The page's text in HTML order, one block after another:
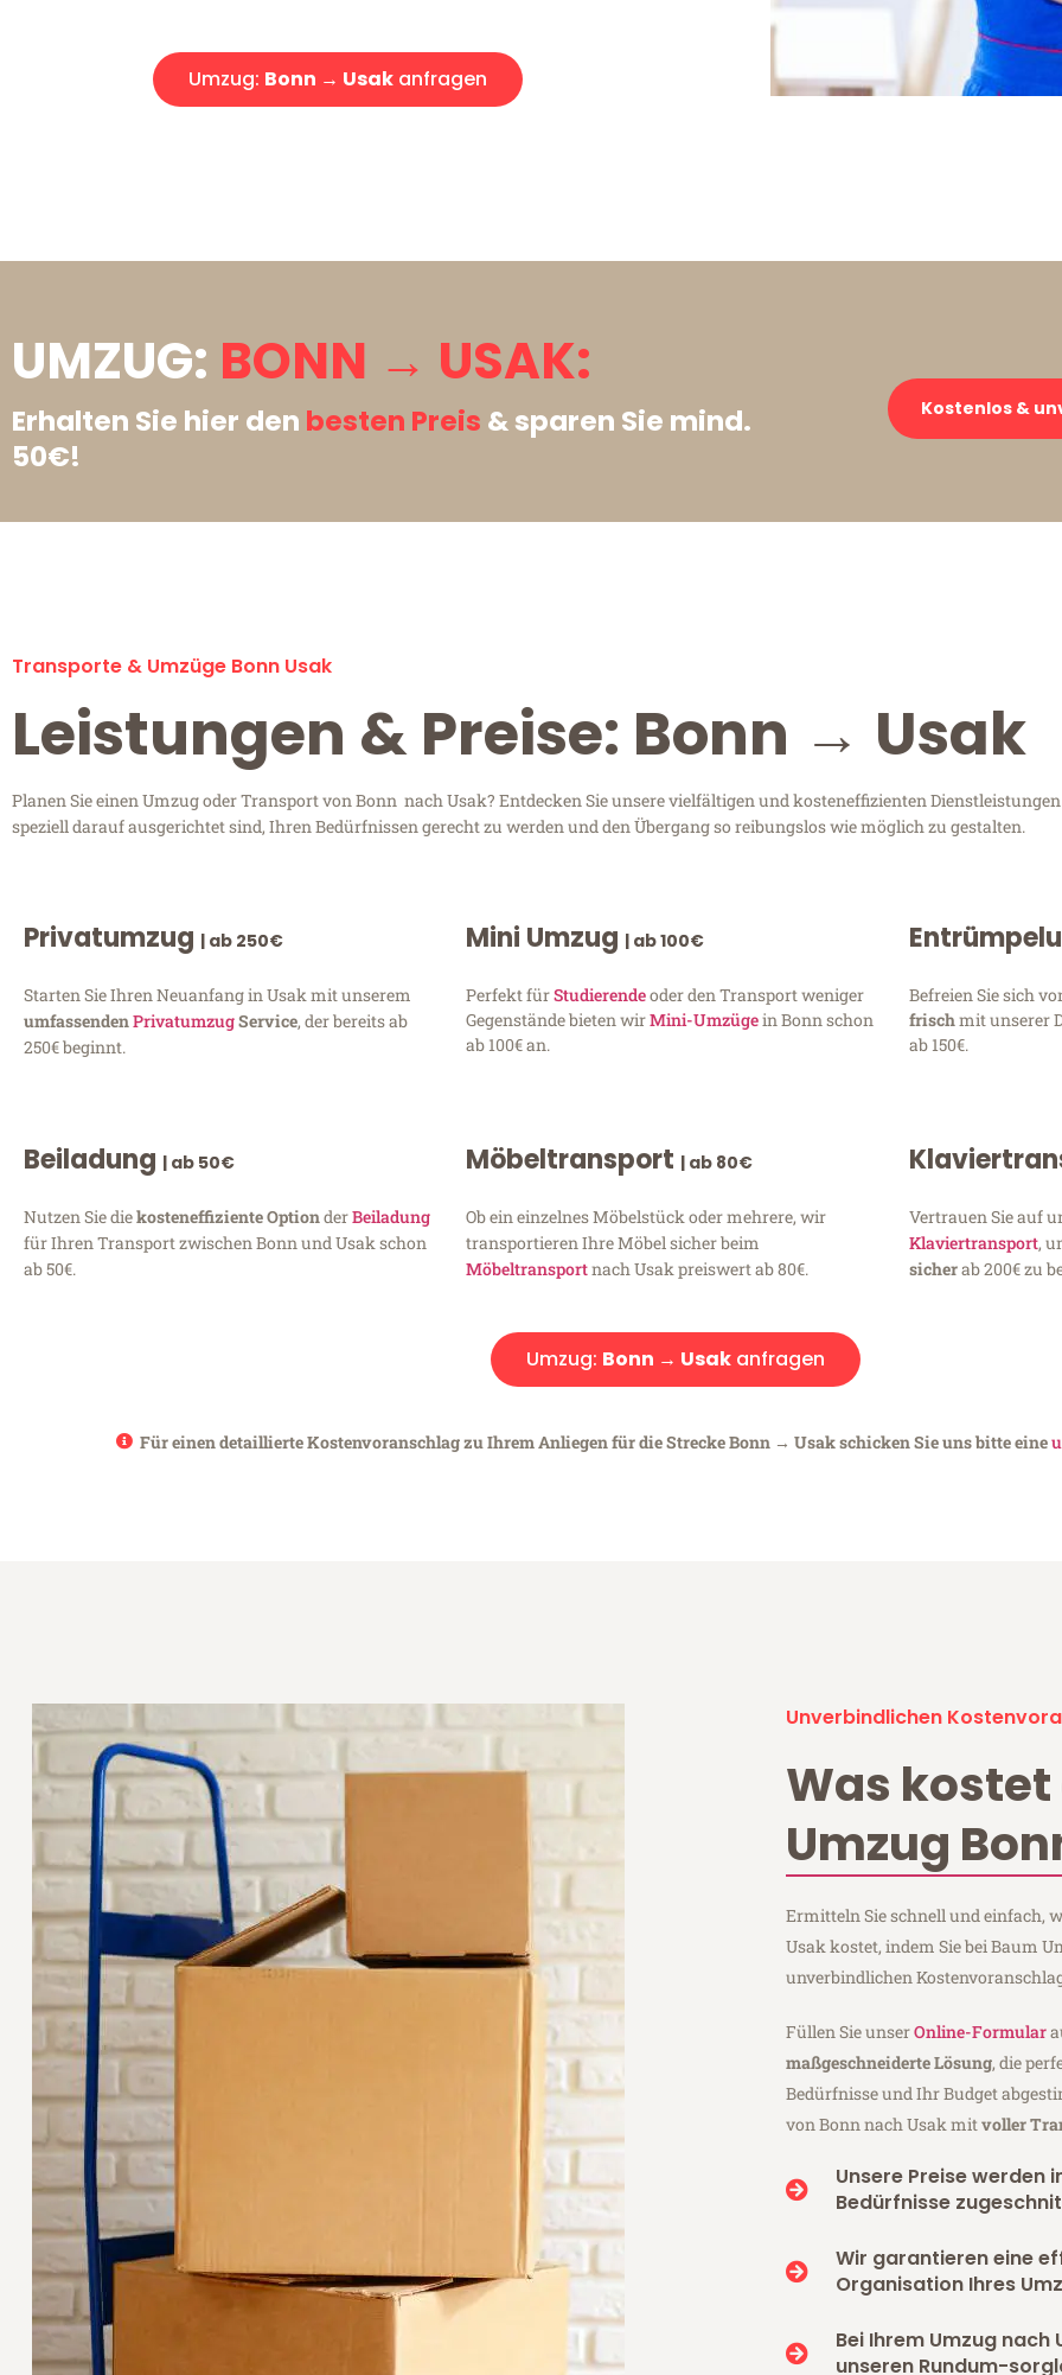
Umzug: Bonn → Usak anfragen
UMZUG: BONN → USAK:
Erhalten Sie hier den besten Preis & sparen Sie mind.
50€!
Kostenlos &
Transporte & Umzüge Bonn Usak
Leistungen & Preise: Bonn → Usak
Planen Sie einen Umzug oder Transport von Bonn nach Usak? Entdecken Sie unsere vielfältigen und kosteneffizienten
speziell darauf ausgerichtet sind, Ihren Bedürfnissen gerecht zu werden und den Übergang so reibungslos wie möglich zu gestalten.
Privatumzug | ab 250€
Starten Sie Ihren Neuanfang in Usak mit unserem
umfassendenPrivatumzugService, der bereits ab
250€ beginnt.
Mini Umzug | ab 100€
Perfekt fürStudierendeoder den Transport weniger
Gegenstände bieten wirMini-Umzügein Bonn schon
ab 100€ an.
Befreien Sie sich
frischmit unserer
ab 150€.
Beiladung | ab 50€
Nutzen Sie diekosteneffiziente OptionderBeiladung
für Ihren Transport zwischen Bonn und Usak schon
ab 50€.
Möbeltransport | ab 80€
Ob ein einzelnes Möbelstück oder mehrere, wir
transportieren Ihre Möbel sicher beim
Möbeltransportnach Usak preiswert ab 80€.
Vertrauen Sie auf
Klaviertransport,
sicherab 200€ zu
Umzug: Bonn → Usak anfragen
Für einen detaillierte Kostenvoranschlag zu Ihrem Anliegen für die Strecke Bonn → Usak schicken Sie uns bitte eine
Unverbindlichen
Was kostet
Umzug
Ermitteln Sie schnell und einfach,
Usak kostet, indem Sie bei Baum
unverbindlichen
Füllen Sie unserOnline-Formular
maßgeschneiderte Lösung, die
Bedürfnisse und Ihr Budget
von Bonn nach Usak mitvoller
Unsere Preise werden
Bedürfnisse
Wir garantieren eine
Organisation Ihres
Bei Ihrem Umzug nach
unseren Rundum-